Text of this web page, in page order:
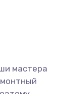
мастера